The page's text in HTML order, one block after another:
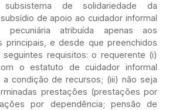
de solidariedade da
de apoio ao cuidador informal
atribuída apenas aos
principais, e desde que preenchidos
seguintes requisitos: o requerente (i)
o estatuto de cuidador informal
a condição de recursos; (iii) não seja
prestações (prestações por
por dependência; pensão de